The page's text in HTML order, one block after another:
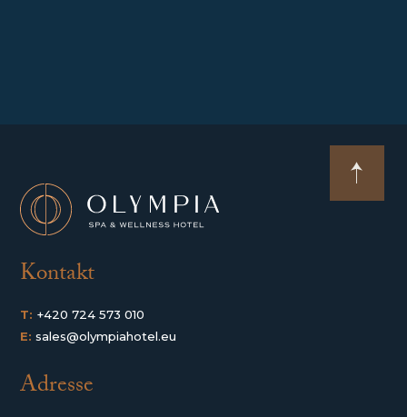
Kontakt
T: +420 724 573 010
E: sales@olympiahotel.eu
Adresse